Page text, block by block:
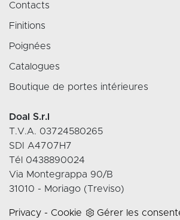
Contacts
Finitions
Poignées
Catalogues
Boutique de portes intérieures
Doal S.r.l
T.V.A. 03724580265
SDI A4707H7
Tél 0438890024
Via Montegrappa 90/B
31010 - Moriago (Treviso)
Privacy - Cookie Gérer les